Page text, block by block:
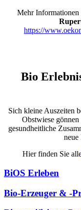
Mehr Informationen
https://
Bio
Sich kleine Auszeiten
Obstwiese
gesundheitliche
neue
Hier finden Sie
BiOS Erleben
Bio-Erzeuger & -